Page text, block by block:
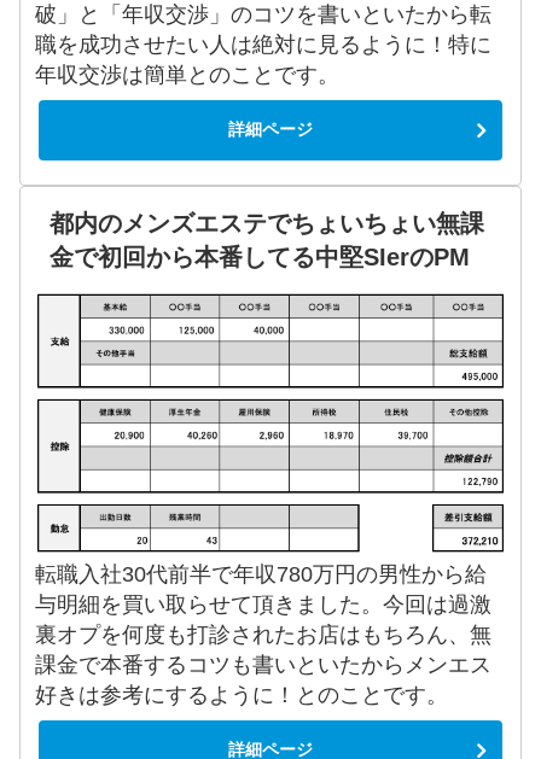
破」と「年収交渉」のコツを書いといたから転
職を成功させたい人は絶対に見るように！特に
年収交渉は簡単とのことです。
詳細ページ
都内のメンズエステでちょいちょい無課
金で初回から本番してる中堅SIerのPM
転職入社30代前半で年収780万円の男性から給
与明細を買い取らせて頂きました。今回は過激
裏オプを何度も打診されたお店はもちろん、無
課金で本番するコツも書いといたからメンエス
好きは参考にするように！とのことです。
詳細ページ